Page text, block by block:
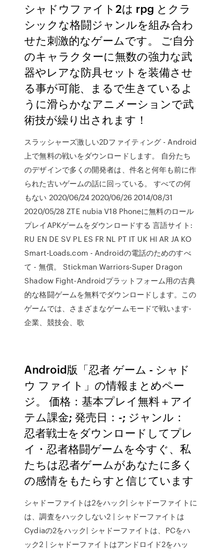
シャドウファイト2は rpg とクラ
シックな格闘ジャンルを組み合わ
せた刺激的なゲームです。 ご自分
のキャラクターに無数の強力な武
器やレアな防具セットを装備させ
る事が可能、まるで生きているよ
うに滑らかなアニメーションで武
術技が繰り出されます！
スラッシャーズ激しい2Dファイティング - Android
上で無料の戦いをダウンロードします。 自分たち
のデザインで多くの開発者は、件名と何年も前に作
られた古いゲームの話に回っている。 すべての何
もない 2020/06/24 2020/06/26 2014/08/31
2020/05/28 ZTE nubia V18 Phoneに無料のロール
プレイAPKゲームをダウンロードする 言語サイト:
RU EN DE SV PL ES FR NL PT IT UK HI AR JA KO
Smart-Loads.com - Androidの電話のためのすべ
て - 無償。 Stickman Warriors-Super Dragon
Shadow Fight-Androidプラットフォーム用の古典
的な格闘ゲームを無料でダウンロードします。この
ゲームでは、さまざまなゲームモードで戦います-
企業、競技会、歌
Android版「忍者 ゲーム - シャド
ウ ファイト」の情報まとめペー
ジ。 価格：基本プレイ無料＋アイ
テム課金; 発売日：-; ジャンル：
忍者戦士をダウンロードしてプレ
イ・忍者格闘ゲームを今すぐ、私
たちは忍者ゲームがあなたに多く
の感情をもたらすと信じています
シャドーファイトは2をハック| シャドーファイトに
は、調査をハックしない2 | シャドーファイトは
Cydiaの2をハック| シャドーファイトは、PCをハ
ック2 | シャドーファイトはアンドロイド2をハッ